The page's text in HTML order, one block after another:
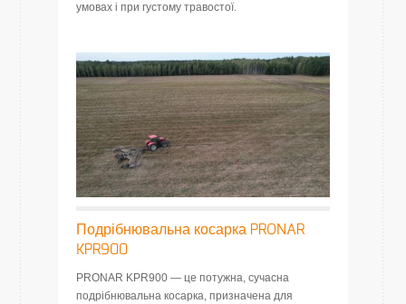
умовах і при густому травостої.
Подрібнювальна косарка PRONAR
KPR900
PRONAR KPR900 — це потужна, сучасна
подрібнювальна косарка, призначена для